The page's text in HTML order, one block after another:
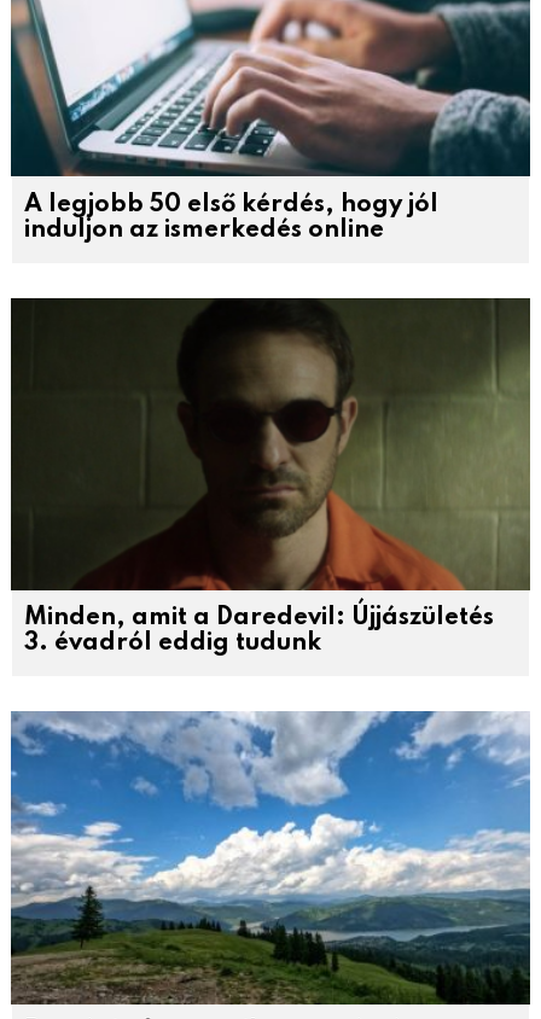
A legjobb 50 első kérdés, hogy jól
induljon az ismerkedés online
Minden, amit a Daredevil: Újjászületés
3. évadról eddig tudunk